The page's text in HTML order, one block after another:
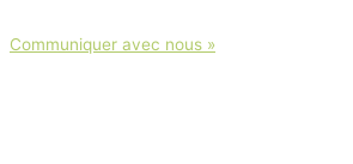
Communiquer avec nous »